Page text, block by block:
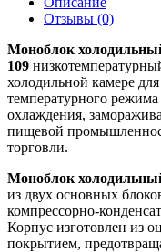
Отзывы (0)
Моноблок
109
холодильной камере
температурного
охлаждения,
пищевой
торговли.
Моноблок
из двух основных
компрессорно-
Корпус изготовлен из
покрытием,